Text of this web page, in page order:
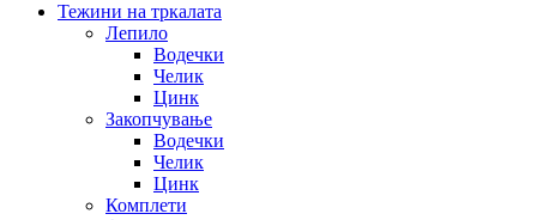
Тежини на тркалата
Лепило
Водечки
Челик
Цинк
Закопчување
Водечки
Челик
Цинк
Комплети